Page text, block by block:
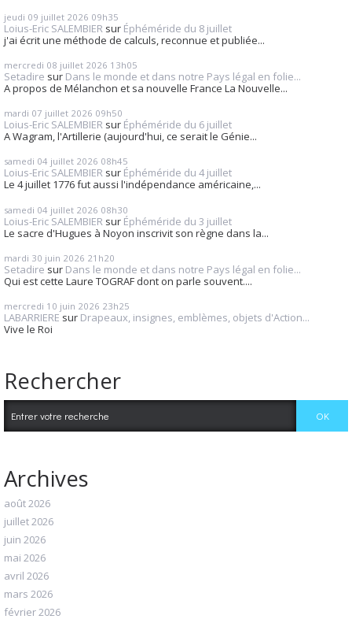
jeudi 09 juillet 2026 09h35
Loius-Eric SALEMBIER sur Éphéméride du 8 juillet
j'ai écrit une méthode de calculs, reconnue et publiée...
mercredi 08 juillet 2026 13h05
Setadire sur Dans le monde et dans notre Pays légal en folie...
A propos de Mélanchon et sa nouvelle France La Nouvelle...
mardi 07 juillet 2026 09h50
Loius-Eric SALEMBIER sur Éphéméride du 6 juillet
A Wagram, l'Artillerie (aujourd'hui, ce serait le Génie...
samedi 04 juillet 2026 08h45
Loius-Eric SALEMBIER sur Éphéméride du 4 juillet
Le 4 juillet 1776 fut aussi l'indépendance américaine,...
samedi 04 juillet 2026 08h30
Loius-Eric SALEMBIER sur Éphéméride du 3 juillet
Le sacre d'Hugues à Noyon inscrivit son règne dans la...
mardi 30 juin 2026 21h20
Setadire sur Dans le monde et dans notre Pays légal en folie...
Qui est cette Laure TOGRAF dont on parle souvent....
mercredi 10 juin 2026 23h25
LABARRIERE sur Drapeaux, insignes, emblèmes, objets d'Action...
Vive le Roi
Rechercher
Archives
août 2026
juillet 2026
juin 2026
mai 2026
avril 2026
mars 2026
février 2026